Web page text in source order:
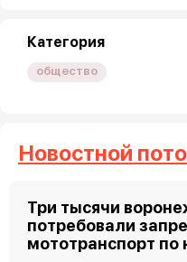
Категория
общество
Новостной
Три тысячи
потребовали
мототранспорт по